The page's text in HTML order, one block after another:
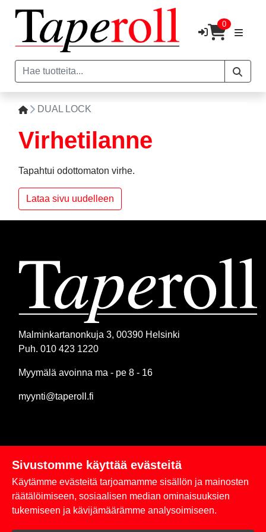
0
DUAL LOCK
Virhetilanne
Tapahtui odottomaton virhe.
Lataa sivu uudelleen
Malminkartanonkuja 3, 00390 Helsinki
Puh. 010 423 1220
Myymälä avoinna ma - pe 8 - 16
myynti@taperoll.fi
Linkit
Rekisteriseloste
Sivustomme käyttää evästeitä
Käytämme evästeitä tarjoamamme sisällön ja mainosten
räätälöimiseen, sosiaalisen median ominaisuuksien
tukemiseen ja kävijämäärämme analysoimiseen.